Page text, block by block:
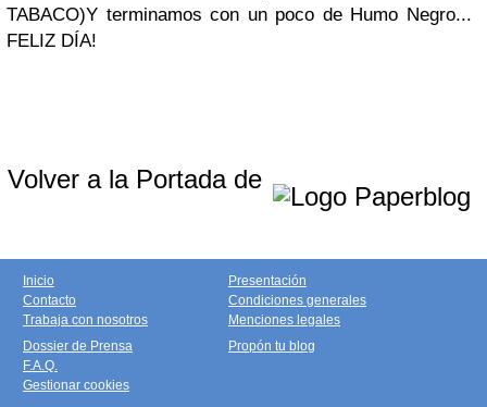
TABACO)Y terminamos con un poco de Humo Negro...
FELIZ DÍA!
Volver a la Portada de
Inicio
Contacto
Trabaja con nosotros
Presentación
Condiciones generales
Menciones legales
Dossier de Prensa
F.A.Q.
Gestionar cookies
Propón tu blog